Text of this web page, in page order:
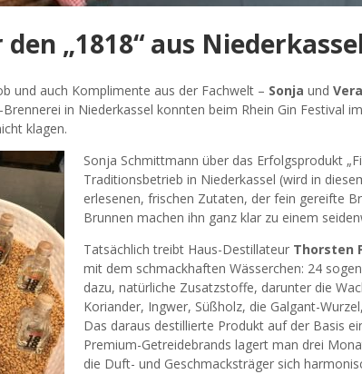
„1818“ aus
und auch Komplimente aus der Fachwelt – Sonja und
in Niederkassel konnten beim Rhein Gin Festival
klagen.
Sonja Schmittmann über das Erfolgsprodukt
Traditionsbetrieb in Niederkassel (wird in
erlesenen, frischen Zutaten, der fein gereifte
Brunnen machen ihn ganz klar zu einem
Tatsächlich treibt Haus-Destillateur Thorsten
mit dem schmackhaften Wässerchen: 24
dazu, natürliche Zusatzstoffe, darunter die
Koriander, Ingwer, Süßholz, die Galgant-
Das daraus destillierte Produkt auf der Basis
Premium-Getreidebrands lagert man drei
die Duft- und Geschmacksträger sich